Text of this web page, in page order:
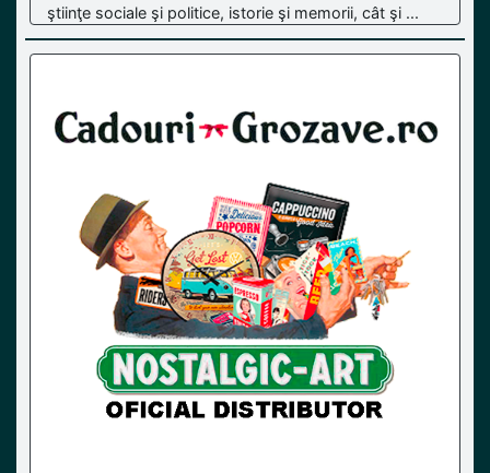
ştiinţe sociale şi politice, istorie şi memorii, cât şi ...